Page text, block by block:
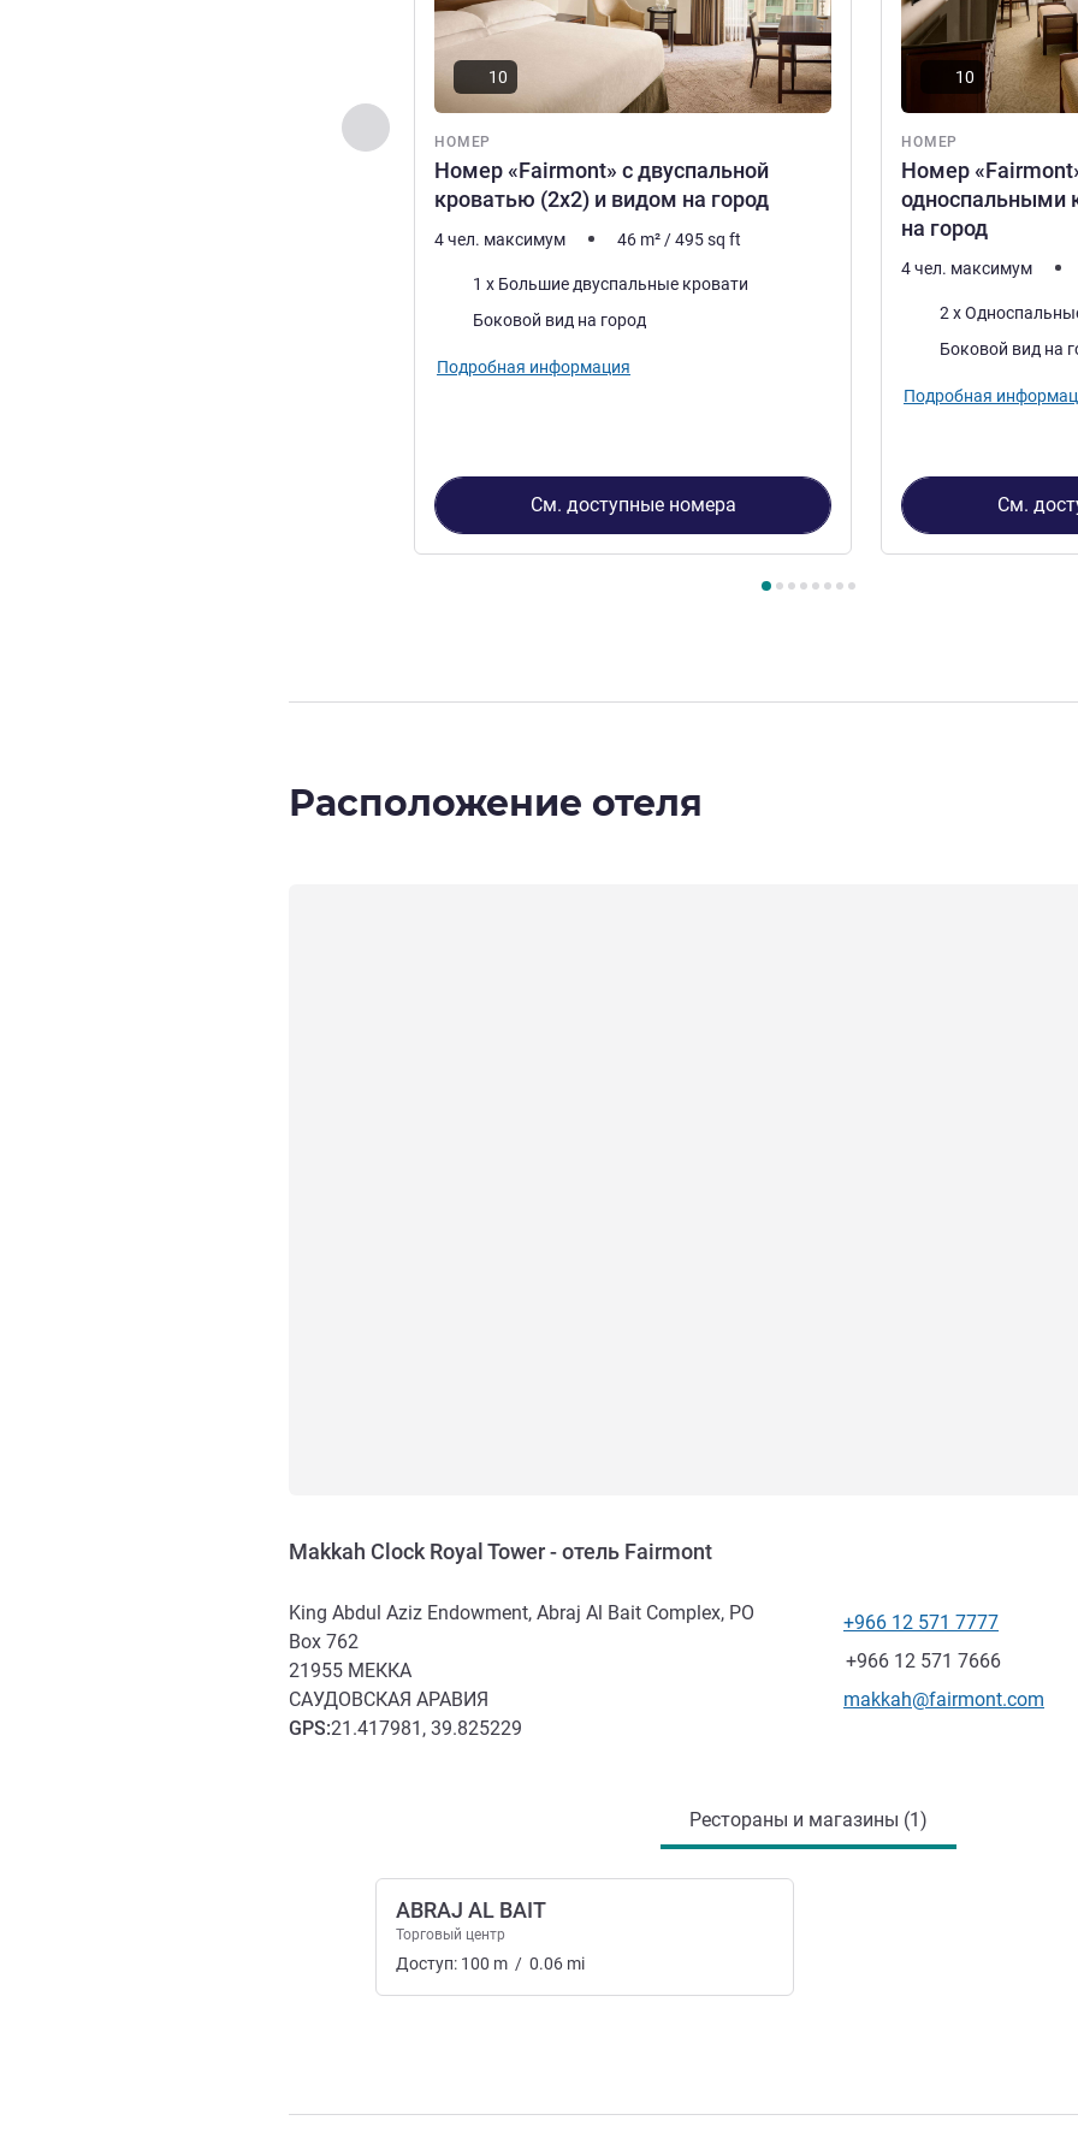
Назад - Номер
НОМЕР
Номер «Fairmont» с двуспальной
кроватью (2х2) и видом на город
10
4 чел. максимум 46 m² /495sq ft
Постель1 x Большие двуспальные кровати
Виды:Боковой вид на город
Подробная информация
См. доступные номера
НОМЕР
Номер
односпальными
на город
10
4 чел. максимум
Постель
2 x
Виды:Боковой вид на
Подробная
См.
Расположение отеля
Makkah Clock Royal Tower - отель Fairmont
King Abdul Aziz Endowment, Abraj Al Bait Complex, PO
Box 762
21955 МЕККА
САУДОВСКАЯ АРАВИЯ
GPS:21.417981, 39.825229
Телефон
+966 12 571 7777
Факс
+966 12 571 7666
Контактный адрес
makkah@fairmont.com
Рестораны и магазины (1)
ABRAJ AL BAIT
Торговый центр
Доступ: 100 m / 0.06 mi